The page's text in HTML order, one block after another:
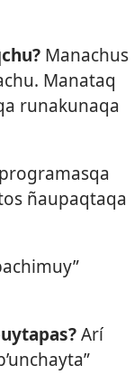
Manachus
Manataq
runakunaqa
ñaupaqtaqa
Arí